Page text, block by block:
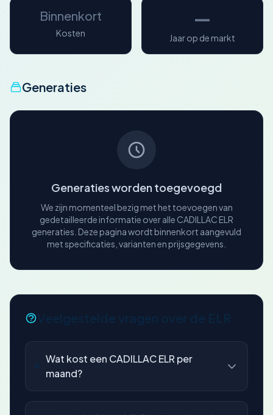
Binnenkort
Kosten
—
Jaar op de markt
Generaties
Generaties worden toegevoegd
We zijn momenteel bezig met het toevoegen van
gedetailleerde informatie over alle CADILLAC ELR
generaties. Deze pagina wordt binnenkort aangevuld
met specificaties, varianten en prijsgegevens.
Wat kost een CADILLAC ELR per
maand?